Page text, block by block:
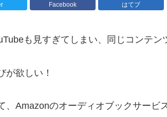
Facebook はてブ
も見すぎてしまい、同じコンテン
が欲しい！
、Amazonのオーディオブックサービ